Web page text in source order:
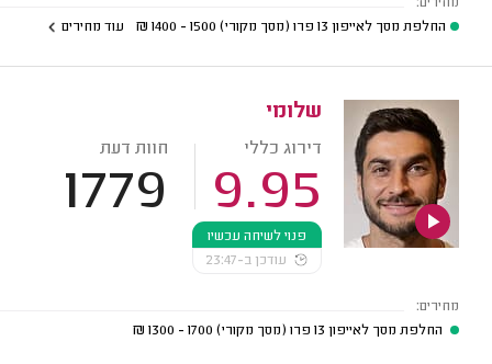
מחירים:
החלפת מסך לאייפון 13 פרו (מסך מקורי)
1500 - 1400
₪ עוד מחירים
שלומי
דירוג כללי
9.95
חוות דעת
1779
פנוי לשיחה עכשיו
עודכן ב-23:47
מחירים:
החלפת מסך לאייפון 13 פרו (מסך מקורי)
1700 - 1300
₪